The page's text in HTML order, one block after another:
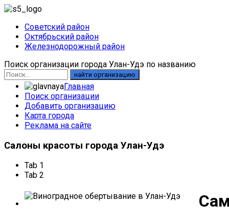
Советский район
Октябрьский район
Железнодорожный район
Поиск организации города Улан-Удэ по названию
найти организацию
Главная
Поиск организации
Добавить организацию
Карта города
Реклама на сайте
Салоны красоты города Улан-Удэ
Tab 1
Tab 2